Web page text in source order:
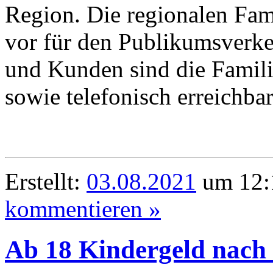
Region. Die regionalen
vor für den
und Kunden sind die
sowie telefonisch
Erstellt: 03.08.2021 um
kommentieren »
Ab 18 Kindergeld nach